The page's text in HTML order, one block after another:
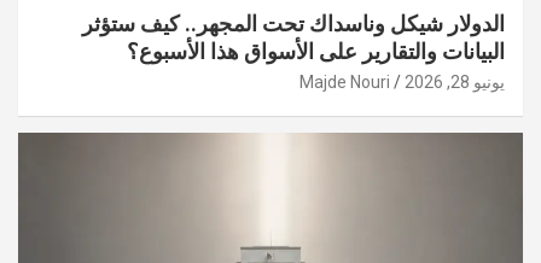
الدولار شيكل وناسداك تحت المجهر.. كيف ستؤثر
البيانات والتقارير على الأسواق هذا الأسبوع؟
يونيو 28, 2026 Majde Nouri